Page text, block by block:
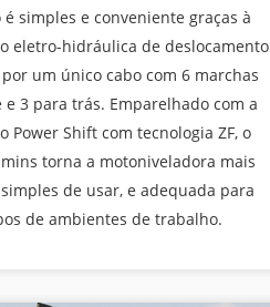
é simples e conveniente graças à
eletro-hidráulica de deslocamento
um único cabo com 6 marchas
3 para trás. Emparelhado com a
Power Shift com tecnologia ZF, o
torna a motoniveladora mais
de usar, e adequada para
de ambientes de trabalho.